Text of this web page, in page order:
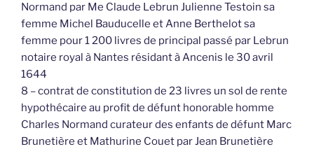
Normand par Me Claude Lebrun Julienne Testoin sa
femme Michel Bauducelle et Anne Berthelot sa
femme pour 1 200 livres de principal passé par Lebrun
notaire royal à Nantes résidant à Ancenis le 30 avril
1644
8 – contrat de constitution de 23 livres un sol de rente
hypothécaire au profit de défunt honorable homme
Charles Normand curateur des enfants de défunt Marc
Brunetière et Mathurine Couet par Jean Brunetière